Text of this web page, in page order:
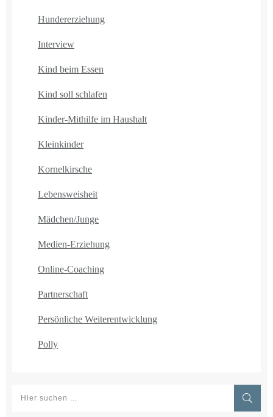
Hundererziehung
Interview
Kind beim Essen
Kind soll schlafen
Kinder-Mithilfe im Haushalt
Kleinkinder
Kornelkirsche
Lebensweisheit
Mädchen/Junge
Medien-Erziehung
Online-Coaching
Partnerschaft
Persönliche Weiterentwicklung
Polly